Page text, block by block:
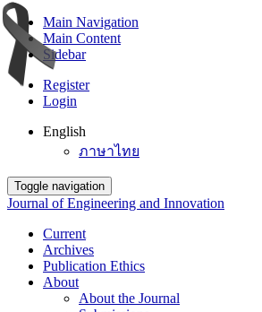
Main Navigation
Main Content
Sidebar
Register
Login
English
ภาษาไทย
Toggle navigation
Journal of Engineering and Innovation
Current
Archives
Publication Ethics
About
About the Journal